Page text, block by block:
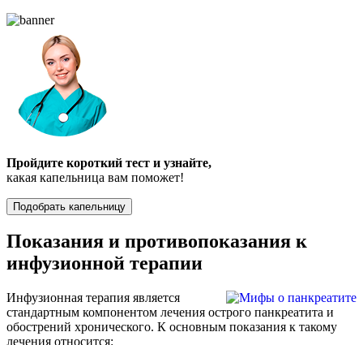
Пройдите короткий тест и узнайте,
какая капельница вам поможет!
Подобрать капельницу
Показания и противопоказания к
инфузионной терапии
Инфузионная терапия является
стандартным компонентом лечения острого панкреатита и
обострений хронического. К основным показания к такому
лечения относится: